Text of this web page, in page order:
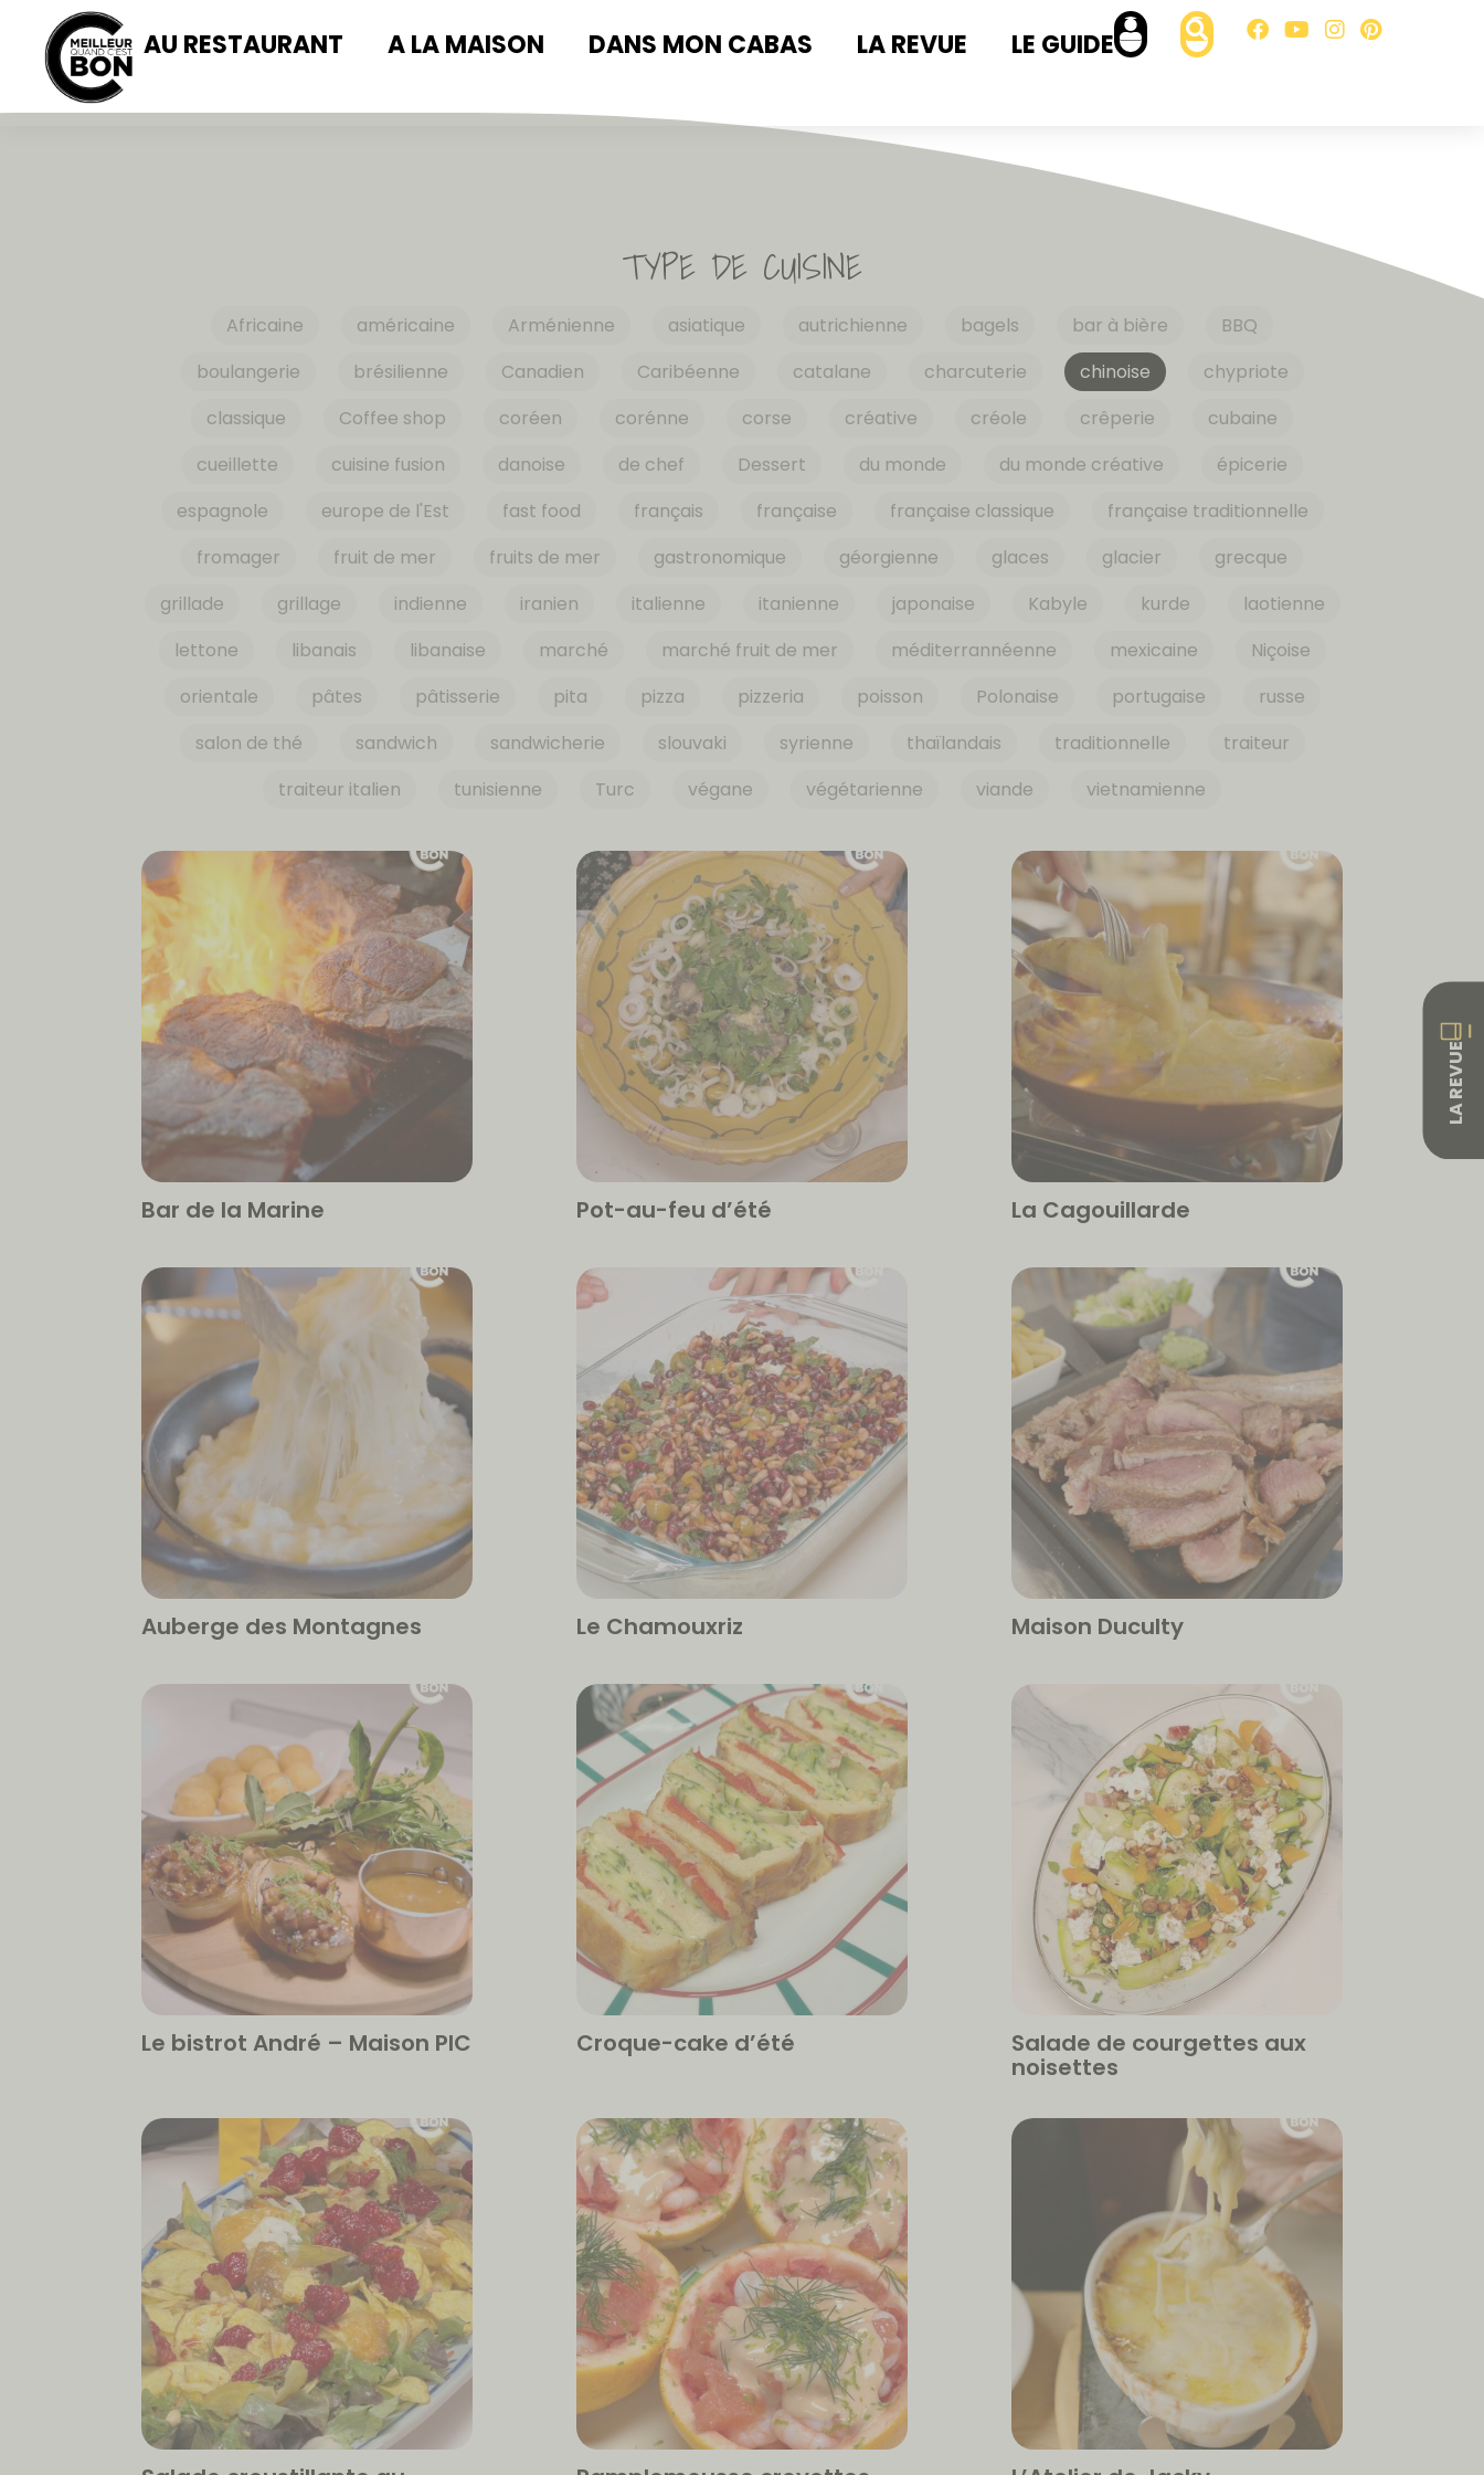
AU RESTAURANT A LA MAISON DANS MON CABAS LA REVUE LE GUIDE
TYPE DE CUISINE
Africaine américaine Arménienne asiatique autrichienne bagels bar à bière
BBQ
boulangerie
brésilienne Canadien Caribéenne catalane charcuterie chinoise
chypriote
classique
Coffee shop coréen corénne corse créative créole crêperie
cubaine
cueillette
cuisine fusion danoise de chef Dessert du monde du monde créative
épicerie
espagnole
europe de l'Est fast food français française française classique
française traditionnelle
fromager
fruit de mer fruits de mer gastronomique géorgienne glaces glacier
grecque
grillade
grillage indienne iranien italienne itanienne japonaise Kabyle kurde
laotienne
lettone
libanais libanaise marché marché fruit de mer méditerrannéenne mexicaine
Niçoise
orientale
pâtes pâtisserie pita pizza pizzeria poisson Polonaise portugaise
russe
salon de thé
sandwich sandwicherie slouvaki syrienne thaïlandais traditionnelle
traiteur
traiteur italien
tunisienne Turc végane végétarienne viande vietnamienne
Bar de la Marine Pot-au-feu d’été La Cagouillarde
Auberge des Montagnes Le Chamouxriz Maison Duculty
Le bistrot André – Maison PIC Croque-cake d’été Salade de courgettes aux
noisettes
LA REVUE